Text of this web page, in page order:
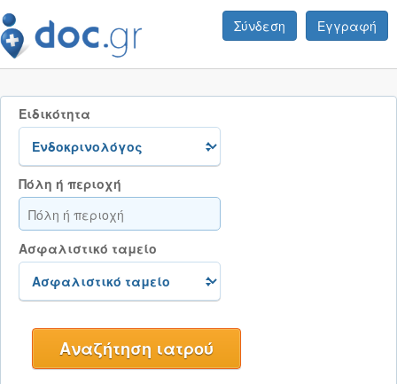
Σύνδεση Εγγραφή
Ειδικότητα
Πόλη ή περιοχή
Ασφαλιστικό ταμείο